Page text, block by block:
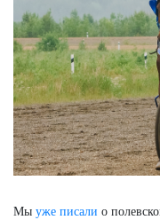
Мы уже писали о